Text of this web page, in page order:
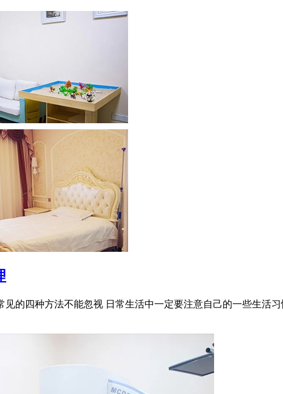
的四种方法不能忽视 日常生活中一定要注意自己的一些生活